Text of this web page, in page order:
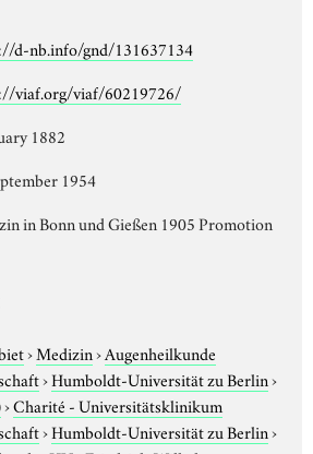
d-nb.info/gnd/131637134
viaf.org/viaf/60219726/
1882
1954
in Bonn und Gießen 1905 Promotion
›Medizin›Augenheilkunde
›Humboldt-Universität zu Berlin›
›Charité - Universitätsklinikum
›Humboldt-Universität zu Berlin›